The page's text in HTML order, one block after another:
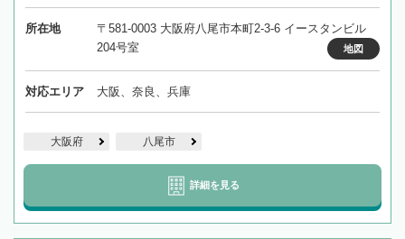
所在地
〒581-0003 大阪府八尾市本町2-3-6 イースタンビル
204号室
地図
対応エリア 大阪、奈良、兵庫
大阪府 八尾市
詳細を見る